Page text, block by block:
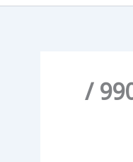
فني رسيفر بي ان سبورت الفيحاء / 99009693 /